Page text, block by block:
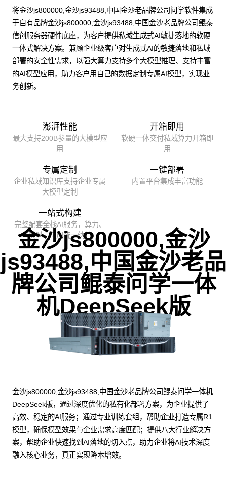
将金沙js800000,金沙js93488,中国金沙老品牌公司问学软件集成
于自有品牌金沙js800000,金沙js93488,中国金沙老品牌公司鲲泰
信创服务器硬件底座，为客户提供私域生成式AI敏捷落地的软硬
一体式解决方案。兼顾企业级客户对生成式AI的敏捷落地和私域
部署的安全性需求，以强大算力支持多个大模型推理、支持丰富
的AI模型应用，助力客户用自己的数据定制专属AI模型，实现业
务创新。
澎湃性能
最大支持200B参量的大模型应
用
开箱即用
软硬一体交付私域算力开箱即
用
专属定制
企业私域知识库支持企业专属
大模型定制
一键部署
内置平台集成丰富功能
一站式构建
完整配套全栈AI服务，算力、
模型、应用统一纳管
金沙js800000,金沙
js93488,中国金沙老品
牌公司鲲泰问学一体
机DeepSeek版
金沙js800000,金沙js93488,中国金沙老品牌公司鲲泰问学一体机
DeepSeek版，通过深度优化的私有化部署方案，为企业提供了
高效、稳定的AI服务；通过专业训练套组，帮助企业打造专属R1
模型，确保模型效果与企业需求高度匹配；提供八大行业解决方
案，帮助企业快速找到AI落地的切入点，助力企业将AI技术深度
融入核心业务，真正实现降本增效。